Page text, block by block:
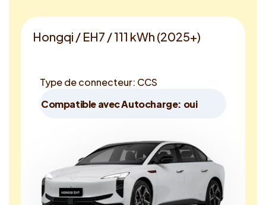
Hongqi / EH7 / 111 kWh (2025+)
Type de connecteur: CCS
Compatible avec Autocharge: oui